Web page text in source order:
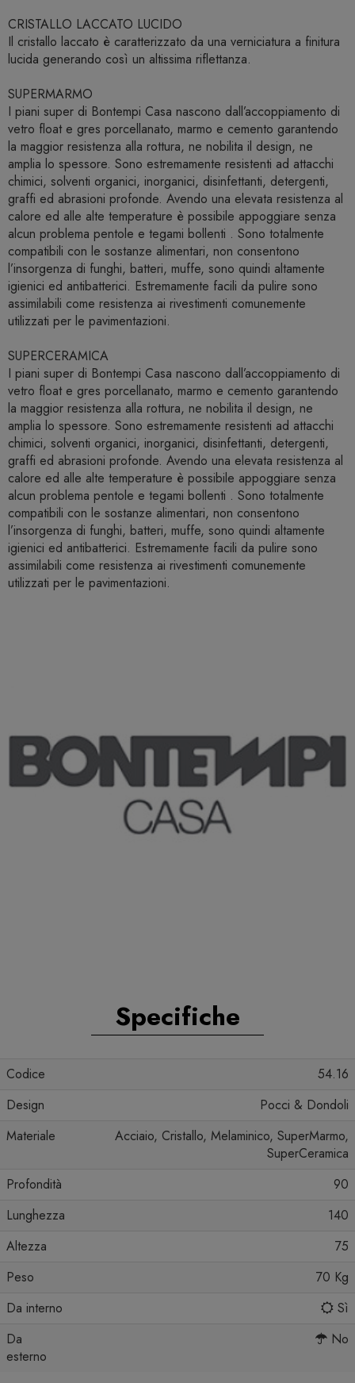
CRISTALLO LACCATO LUCIDO
Il cristallo laccato è caratterizzato da una verniciatura a finitura
lucida generando così un altissima riflettanza.
SUPERMARMO
I piani super di Bontempi Casa nascono dall’accoppiamento di
vetro float e gres porcellanato, marmo e cemento garantendo
la maggior resistenza alla rottura, ne nobilita il design, ne
amplia lo spessore. Sono estremamente resistenti ad attacchi
chimici, solventi organici, inorganici, disinfettanti, detergenti,
graffi ed abrasioni profonde. Avendo una elevata resistenza al
calore ed alle alte temperature è possibile appoggiare senza
alcun problema pentole e tegami bollenti . Sono totalmente
compatibili con le sostanze alimentari, non consentono
l’insorgenza di funghi, batteri, muffe, sono quindi altamente
igienici ed antibatterici. Estremamente facili da pulire sono
assimilabili come resistenza ai rivestimenti comunemente
utilizzati per le pavimentazioni.
SUPERCERAMICA
I piani super di Bontempi Casa nascono dall’accoppiamento di
vetro float e gres porcellanato, marmo e cemento garantendo
la maggior resistenza alla rottura, ne nobilita il design, ne
amplia lo spessore. Sono estremamente resistenti ad attacchi
chimici, solventi organici, inorganici, disinfettanti, detergenti,
graffi ed abrasioni profonde. Avendo una elevata resistenza al
calore ed alle alte temperature è possibile appoggiare senza
alcun problema pentole e tegami bollenti . Sono totalmente
compatibili con le sostanze alimentari, non consentono
l’insorgenza di funghi, batteri, muffe, sono quindi altamente
igienici ed antibatterici. Estremamente facili da pulire sono
assimilabili come resistenza ai rivestimenti comunemente
utilizzati per le pavimentazioni.
Specifiche
Codice
54.16
Design
Pocci & Dondoli
Materiale
Acciaio, Cristallo, Melaminico, SuperMarmo,
SuperCeramica
Profondità
90
Lunghezza
140
Altezza
75
Peso
70 Kg
Da interno
Sì
Da
esterno
No